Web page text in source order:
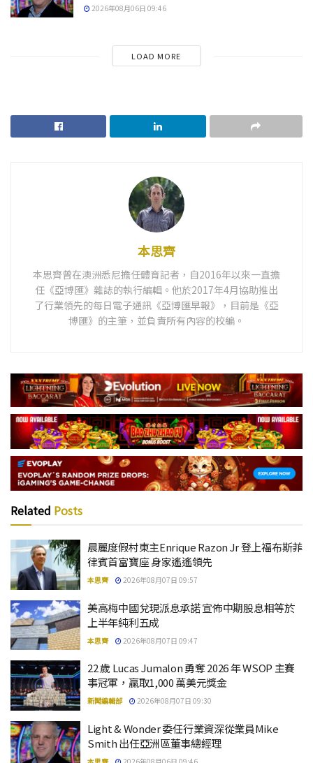
2026年08月06日 09:46
LOAD MORE
本思齊
本思齊曾在澳洲悉尼擔任體育記者，自2016年以來一直擔
任《亞博匯》雜誌的執行編輯。他於2017年4月協助推出
了行業領先的每日電子通訊《亞博匯早報》，目前是《亞
博匯》的主筆，並負責所有內容的校編。
Related Posts
晨麗度假村東主Enrique Razon Jr 登上福布斯菲
律賓首富寶座 身家遙遙領先
本思齊 2026年08月07日 09:57
美高梅中國兌現派息承諾 宣佈中期股息相等於
上半年純利五成
本思齊 2026年08月07日 09:47
22 歲 Lucas Jumalon 勇奪 2026 年 WSOP 主賽
事冠軍，贏取1,000 萬美元獎金
新聞編輯部 2026年08月07日 09:30
Light & Wonder 委任行業資深從業員Mike
Smith 出任亞洲區董事總經理